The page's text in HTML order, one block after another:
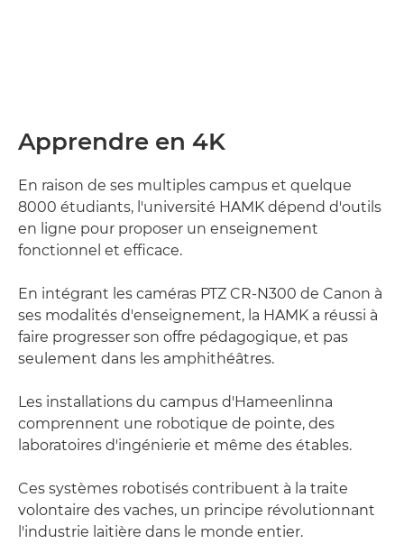
Apprendre en 4K
En raison de ses multiples campus et quelque
8000 étudiants, l'université HAMK dépend d'outils
en ligne pour proposer un enseignement
fonctionnel et efficace.
En intégrant les caméras PTZ CR-N300 de Canon à
ses modalités d'enseignement, la HAMK a réussi à
faire progresser son offre pédagogique, et pas
seulement dans les amphithéâtres.
Les installations du campus d'Hameenlinna
comprennent une robotique de pointe, des
laboratoires d'ingénierie et même des étables.
Ces systèmes robotisés contribuent à la traite
volontaire des vaches, un principe révolutionnant
l'industrie laitière dans le monde entier.